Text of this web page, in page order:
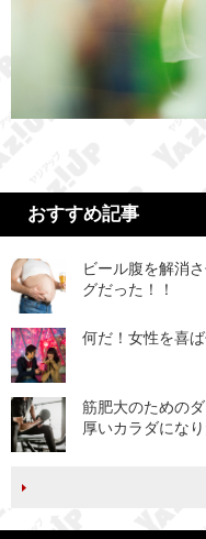
おすすめ記事
ビール腹を解消
グだった！！
何だ！女性を喜
筋肥大のための
厚いカラダにな